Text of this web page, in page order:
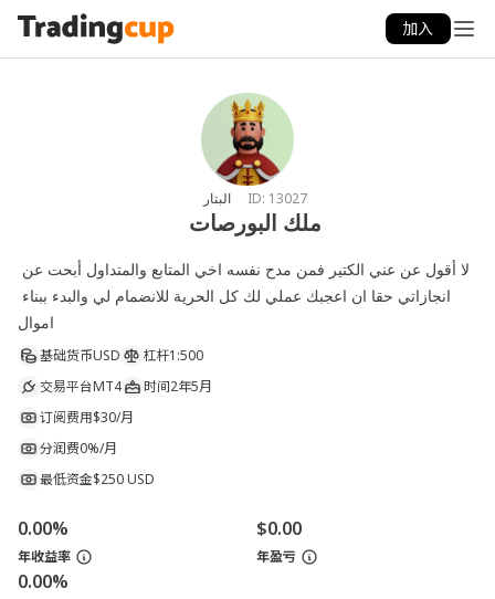
加入
ID: 13027
ملك البورصات
لا أقول عن عني الكتير فمن مدح نفسه اخي المتابع والمتداول أبحت عن
انجازاتي حقا ان اعجبك عملي لك كل الحرية للانضمام لي والبدء ببناء
اموال
基础货币USD 杠杆1:500
交易平台MT4 时间2年5月
订阅费用$30/月
分润费0%/月
最低资金$250 USD
0.00%
年收益率
$0.00
年盈亏
0.00%